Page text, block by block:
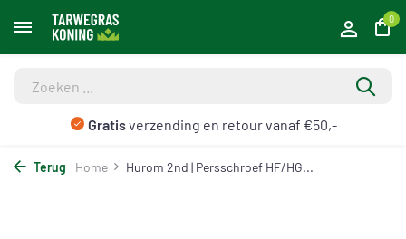
0
Gratisverzending en retour vanaf €50,-
Terug Home Hurom 2nd | Persschroef HF/HG...